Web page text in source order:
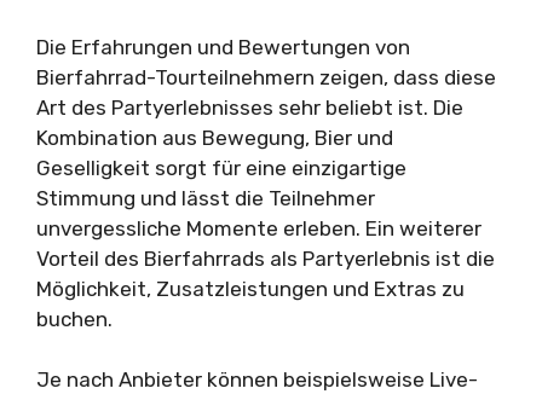
Die Erfahrungen und Bewertungen von
Bierfahrrad-Tourteilnehmern zeigen, dass diese
Art des Partyerlebnisses sehr beliebt ist. Die
Kombination aus Bewegung, Bier und
Geselligkeit sorgt für eine einzigartige
Stimmung und lässt die Teilnehmer
unvergessliche Momente erleben. Ein weiterer
Vorteil des Bierfahrrads als Partyerlebnis ist die
Möglichkeit, Zusatzleistungen und Extras zu
buchen.
Je nach Anbieter können beispielsweise Live-